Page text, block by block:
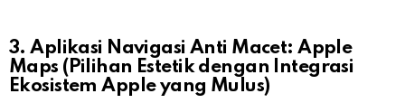
3. Aplikasi Navigasi Anti Macet: Apple
Maps (Pilihan Estetik dengan Integrasi
Ekosistem Apple yang Mulus)